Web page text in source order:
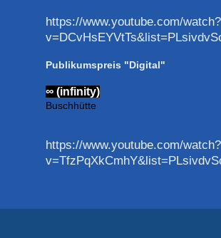
https://www.youtube.com/watch?
Publikumspreis "Digital"
∞ (infinity)​
Buschhütte
https://www.youtube.com/watch?